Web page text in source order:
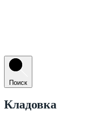
Поиск
Кладовка